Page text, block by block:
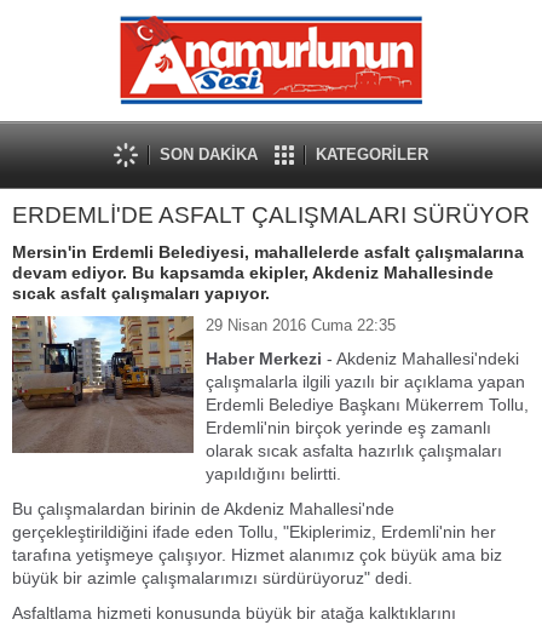
SON DAKİKA KATEGORİLER
ERDEMLİ'DE ASFALT ÇALIŞMALARI SÜRÜYOR
Mersin'in Erdemli Belediyesi, mahallelerde asfalt çalışmalarına
devam ediyor. Bu kapsamda ekipler, Akdeniz Mahallesinde
sıcak asfalt çalışmaları yapıyor.
29 Nisan 2016 Cuma 22:35
Haber Merkezi - Akdeniz Mahallesi'ndeki
çalışmalarla ilgili yazılı bir açıklama yapan
Erdemli Belediye Başkanı Mükerrem Tollu,
Erdemli'nin birçok yerinde eş zamanlı
olarak sıcak asfalta hazırlık çalışmaları
yapıldığını belirtti.
Bu çalışmalardan birinin de Akdeniz Mahallesi'nde
gerçekleştirildiğini ifade eden Tollu, "Ekiplerimiz, Erdemli'nin her
tarafına yetişmeye çalışıyor. Hizmet alanımız çok büyük ama biz
büyük bir azimle çalışmalarımızı sürdürüyoruz" dedi.
Asfaltlama hizmeti konusunda büyük bir atağa kalktıklarını